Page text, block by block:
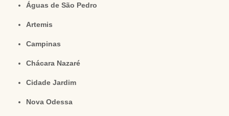
Águas de São Pedro
Artemis
Campinas
Chácara Nazaré
Cidade Jardim
Nova Odessa